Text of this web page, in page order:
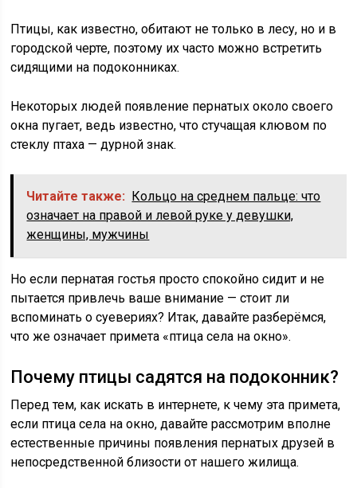
Птицы, как известно, обитают не только в лесу, но и в
городской черте, поэтому их часто можно встретить
сидящими на подоконниках.
Некоторых людей появление пернатых около своего
окна пугает, ведь известно, что стучащая клювом по
стеклу птаха — дурной знак.
Читайте также: Кольцо на среднем пальце: что
означает на правой и левой руке у девушки,
женщины, мужчины
Но если пернатая гостья просто спокойно сидит и не
пытается привлечь ваше внимание — стоит ли
вспоминать о суевериях? Итак, давайте разберёмся,
что же означает примета «птица села на окно».
Почему птицы садятся на подоконник?
Перед тем, как искать в интернете, к чему эта примета,
если птица села на окно, давайте рассмотрим вполне
естественные причины появления пернатых друзей в
непосредственной близости от нашего жилища.